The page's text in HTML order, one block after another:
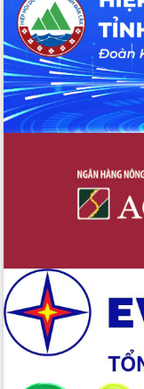
Xây dựng nền hành chính
hành cùng nông dân dân,
Giai đoạn 2026-2030, Đắk
đấu có 77% xã đạt chuẩn
mới
Chuyển đổi số 'mở đường'
nghiệp Đắk Lắk tăng trưởng
địa chính, hoàn thiện cơ sở
Ứng dụng sinh trắc học -
trong hành trình chuyển
Đắk Lắk nâng cao hiệu quả
Đảng từ Sổ tay đảng viên
Đắk Lắk đẩy mạnh nuôi biển
nghệ, hướng tới phát triển
bền vững
Tập huấn nâng cao năng